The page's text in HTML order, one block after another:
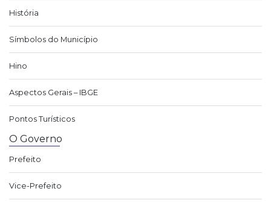
História
Símbolos do Município
Hino
Aspectos Gerais – IBGE
Pontos Turísticos
O Governo
Prefeito
Vice-Prefeito